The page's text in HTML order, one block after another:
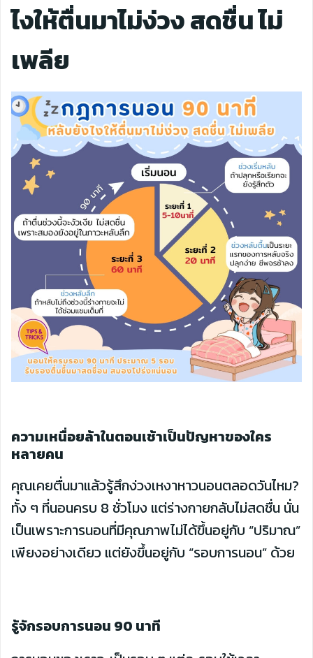
ไงให้ตื่นมาไม่ง่วง สดชื่น ไม่
เพลีย
ความเหนื่อยล้าในตอนเช้าเป็นปัญหาของใคร
หลายคน
คุณเคยตื่นมาแล้วรู้สึกง่วงเหงาหาวนอนตลอดวันไหม?
ทั้ง ๆ ที่นอนครบ 8 ชั่วโมง แต่ร่างกายกลับไม่สดชื่น นั่น
เป็นเพราะการนอนที่มีคุณภาพไม่ได้ขึ้นอยู่กับ “ปริมาณ”
เพียงอย่างเดียว แต่ยังขึ้นอยู่กับ “รอบการนอน” ด้วย
รู้จักรอบการนอน 90 นาที